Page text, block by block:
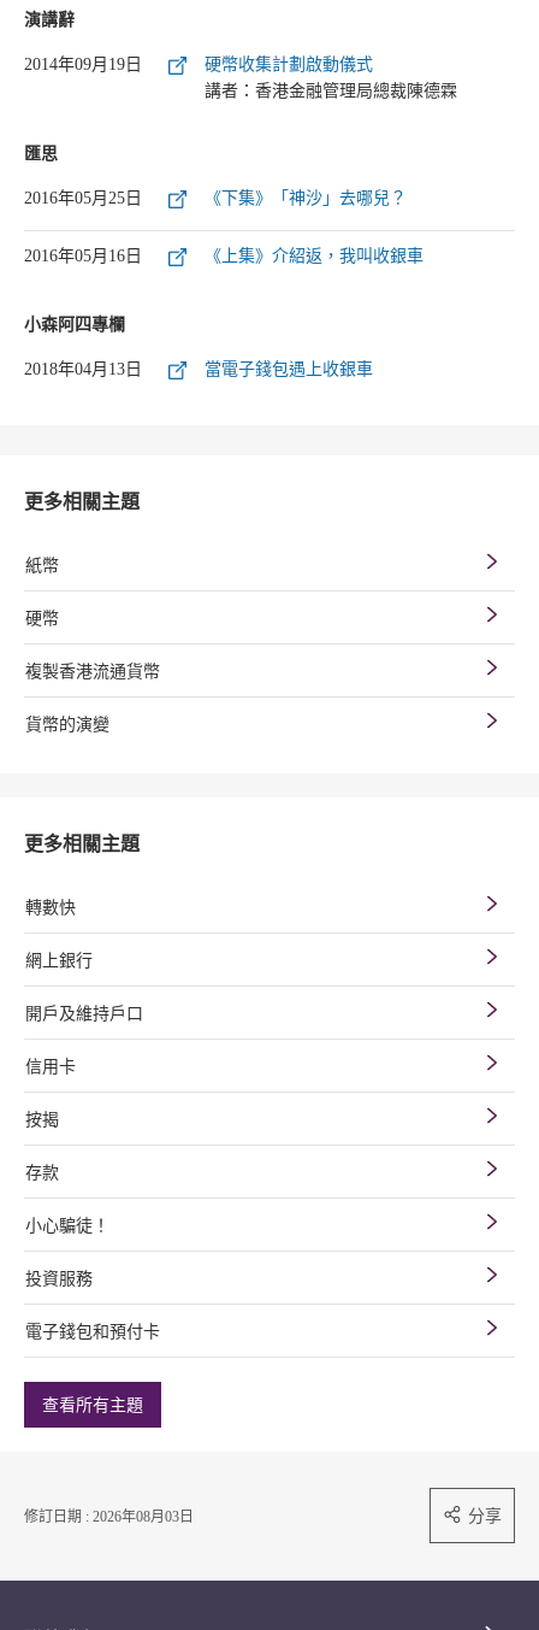
演講辭
2014年09月19日
硬幣收集計劃啟動儀式
講者：香港金融管理局總裁陳德霖
匯思
2016年05月25日 《下集》「神沙」去哪兒？
2016年05月16日 《上集》介紹返，我叫收銀車
小森阿四專欄
2018年04月13日 當電子錢包遇上收銀車
更多相關主題
紙幣
硬幣
複製香港流通貨幣
貨幣的演變
更多相關主題
轉數快
網上銀行
開戶及維持戶口
信用卡
按揭
存款
小心騙徒！
投資服務
電子錢包和預付卡
查看所有主題
修訂日期 : 2026年08月03日 分享